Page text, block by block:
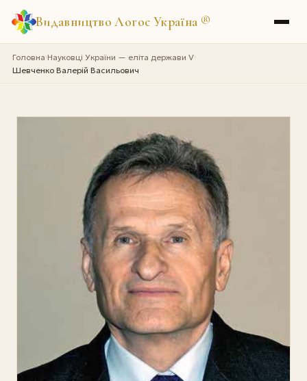
Видавництво Логос Україна ®
Головна›Науковці України — еліта держави V›
Шевченко Валерій Васильович